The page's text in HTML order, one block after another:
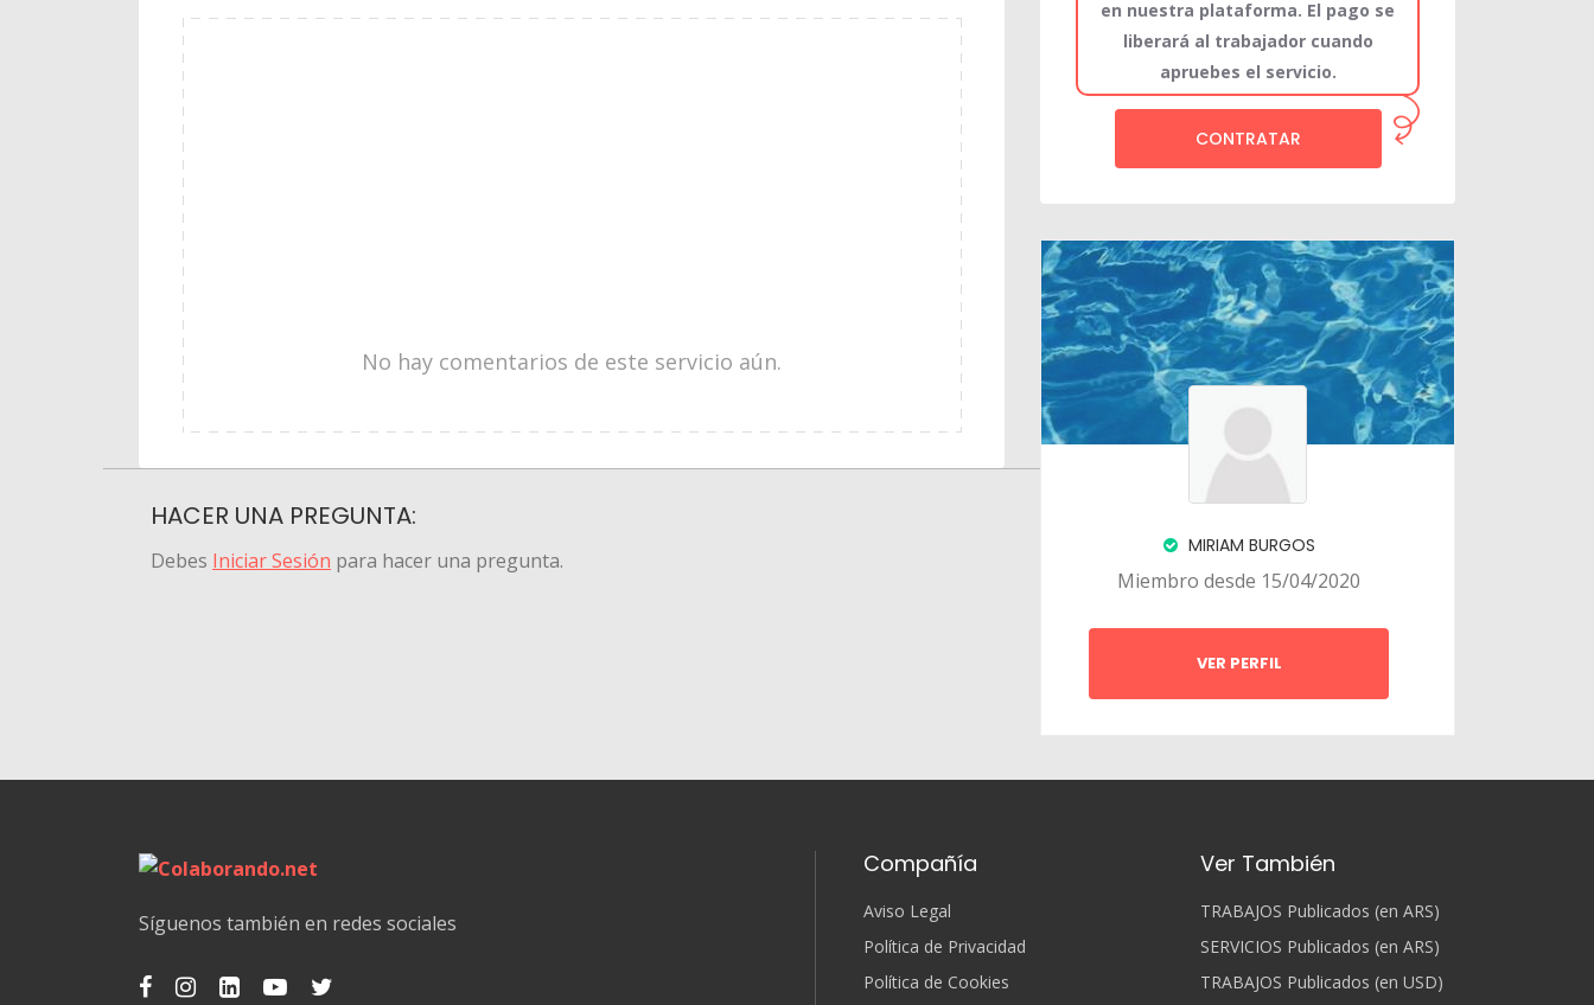
No hay comentarios de este servicio aún.
HACER UNA PREGUNTA:
Debes Iniciar Sesión para hacer una pregunta.
en nuestra plataforma. El pago se
liberará al trabajador cuando
apruebes el servicio.
CONTRATAR
MIRIAM BURGOS
Miembro desde 15/04/2020
VER PERFIL
Síguenos también en redes sociales
Compañía
Aviso Legal
Política de Privacidad
Política de Cookies
Ver También
TRABAJOS Publicados (en ARS)
SERVICIOS Publicados (en ARS)
TRABAJOS Publicados (en USD)